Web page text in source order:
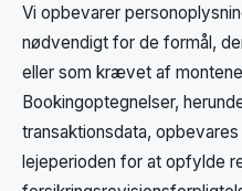
Vi opbevarer
nødvendigt for de formål,
eller som krævet af
Bookingoptegnelser,
transaktionsdata,
lejeperioden for at opfylde